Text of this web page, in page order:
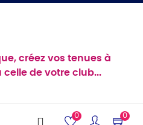
créez vos tenues à
de votre club...
0 0